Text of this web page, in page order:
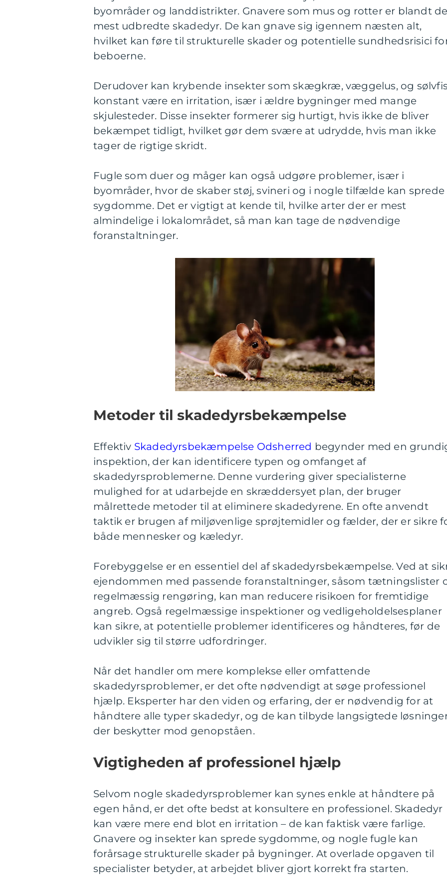
byområder og landdistrikter. Gnavere som mus og rotter er blandt
mest udbredte skadedyr. De kan gnave sig igennem næsten alt,
hvilket kan føre til strukturelle skader og potentielle sundhedsrisici
beboerne.
Derudover kan krybende insekter som skægkræ, væggelus, og
konstant være en irritation, især i ældre bygninger med mange
skjulesteder. Disse insekter formerer sig hurtigt, hvis ikke de bliver
bekæmpet tidligt, hvilket gør dem svære at udrydde, hvis man ikke
tager de rigtige skridt.
Fugle som duer og måger kan også udgøre problemer, især i
byområder, hvor de skaber støj, svineri og i nogle tilfælde kan sprede
sygdomme. Det er vigtigt at kende til, hvilke arter der er mest
almindelige i lokalområdet, så man kan tage de nødvendige
foranstaltninger.
Metoder til skadedyrsbekæmpelse
Effektiv Skadedyrsbekæmpelse Odsherred begynder med en
inspektion, der kan identificere typen og omfanget af
skadedyrsproblemerne. Denne vurdering giver specialisterne
mulighed for at udarbejde en skræddersyet plan, der bruger
målrettede metoder til at eliminere skadedyrene. En ofte anvendt
taktik er brugen af miljøvenlige sprøjtemidler og fælder, der er sikre
både mennesker og kæledyr.
Forebyggelse er en essentiel del af skadedyrsbekæmpelse. Ved at
ejendommen med passende foranstaltninger, såsom tætningslister
regelmæssig rengøring, kan man reducere risikoen for fremtidige
angreb. Også regelmæssige inspektioner og vedligeholdelsesplaner
kan sikre, at potentielle problemer identificeres og håndteres, før de
udvikler sig til større udfordringer.
Når det handler om mere komplekse eller omfattende
skadedyrsproblemer, er det ofte nødvendigt at søge professionel
hjælp. Eksperter har den viden og erfaring, der er nødvendig for at
håndtere alle typer skadedyr, og de kan tilbyde langsigtede
der beskytter mod genopståen.
Vigtigheden af professionel hjælp
Selvom nogle skadedyrsproblemer kan synes enkle at håndtere på
egen hånd, er det ofte bedst at konsultere en professionel. Skadedyr
kan være mere end blot en irritation – de kan faktisk være farlige.
Gnavere og insekter kan sprede sygdomme, og nogle fugle kan
forårsage strukturelle skader på bygninger. At overlade opgaven til
specialister betyder, at arbejdet bliver gjort korrekt fra starten.